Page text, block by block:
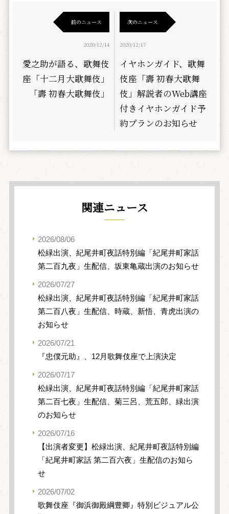
前のニュース
2020/12/14
愛之助が語る、歌舞伎
座「十二月大歌舞伎」
「壽 初春大歌舞伎」
次のニュース
2020/12/17
イヤホンガイド、歌舞
伎座「壽 初春大歌舞
伎」解説者のWeb講座
付きイヤホンガイド予
約プランのお知らせ
関連ニュース
2026/08/06
松緑出演、紀尾井町夜話特別編「紀尾井町家話
第二百九夜」生配信、坂東亀蔵出演のお知らせ
2026/07/27
松緑出演、紀尾井町夜話特別編「紀尾井町家話
第二百八夜」生配信、時蔵、新悟、青虎出演の
お知らせ
2026/07/21
『忠僕元助』、12月歌舞伎座で上演決定
2026/07/17
松緑出演、紀尾井町夜話特別編「紀尾井町家話
第二百七夜」生配信、菊三呂、荒五郎、緑出演
のお知らせ
2026/07/16
【出演者変更】松緑出演、紀尾井町夜話特別編
「紀尾井町家話 第二百六夜」生配信のお知ら
せ
2026/07/02
歌舞伎座『御浜御殿綱豊卿』特別ビジュアル公